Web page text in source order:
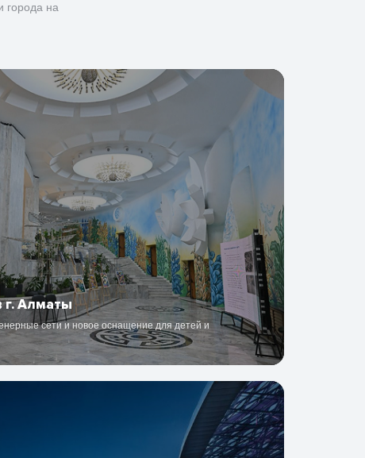
города на
г. Алматы
сети и новое оснащение для детей и